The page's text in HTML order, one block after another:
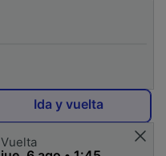
Ida y vuelta
Vuelta